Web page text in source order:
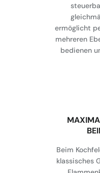
ermöglicht
mehreren
bedienen
Beim
klassisches